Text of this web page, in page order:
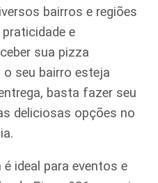
bairros e regiões
e
sua pizza
seu bairro esteja
basta fazer seu
deliciosas opções no
ideal para eventos e